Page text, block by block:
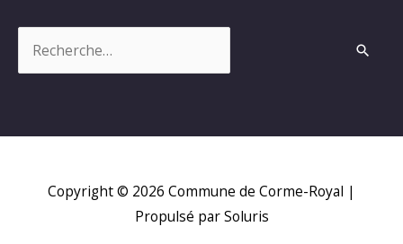
Copyright © 2026 Commune de Corme-Royal |
Propulsé par Soluris